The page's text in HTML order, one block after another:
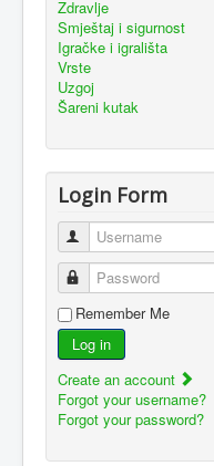
Zdravlje
Smještaj i sigurnost
Igračke i igrališta
Vrste
Uzgoj
Šareni kutak
Login Form
Username
Password
Remember Me
Log in
Create an account
Forgot your username?
Forgot your password?